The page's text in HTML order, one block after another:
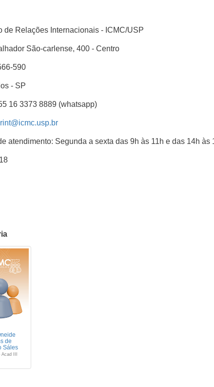
de Relações Internacionais - ICMC/USP
São-carlense, 400 - Centro
590
- SP
16 3373 8889 (whatsapp)
atendimento: Segunda a sexta das 9h às 11h e das 14h às
de
Sáles
III